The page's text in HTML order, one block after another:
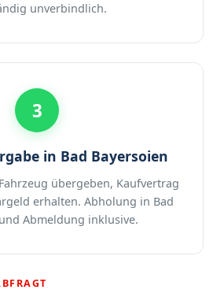
unverbindlich.
3
in Bad Bayersoien
übergeben, Kaufvertrag
erhalten. Abholung in Bad
Abmeldung inklusive.